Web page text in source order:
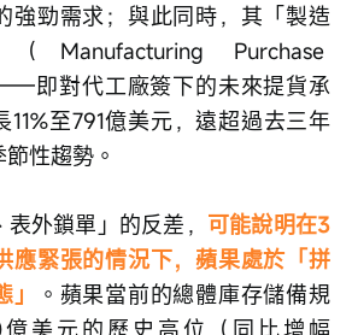
強勁需求；與此同時，其「製造
Purchase
即對代工廠簽下的未來提貨承
至791億美元，遠超過去三年
性趨勢。
外鎖單」的反差， 可能說明在3
應緊張的情況下，蘋果處於「拼
。蘋果當前的總體庫存儲備規
億美元的歷史高位（同比增幅